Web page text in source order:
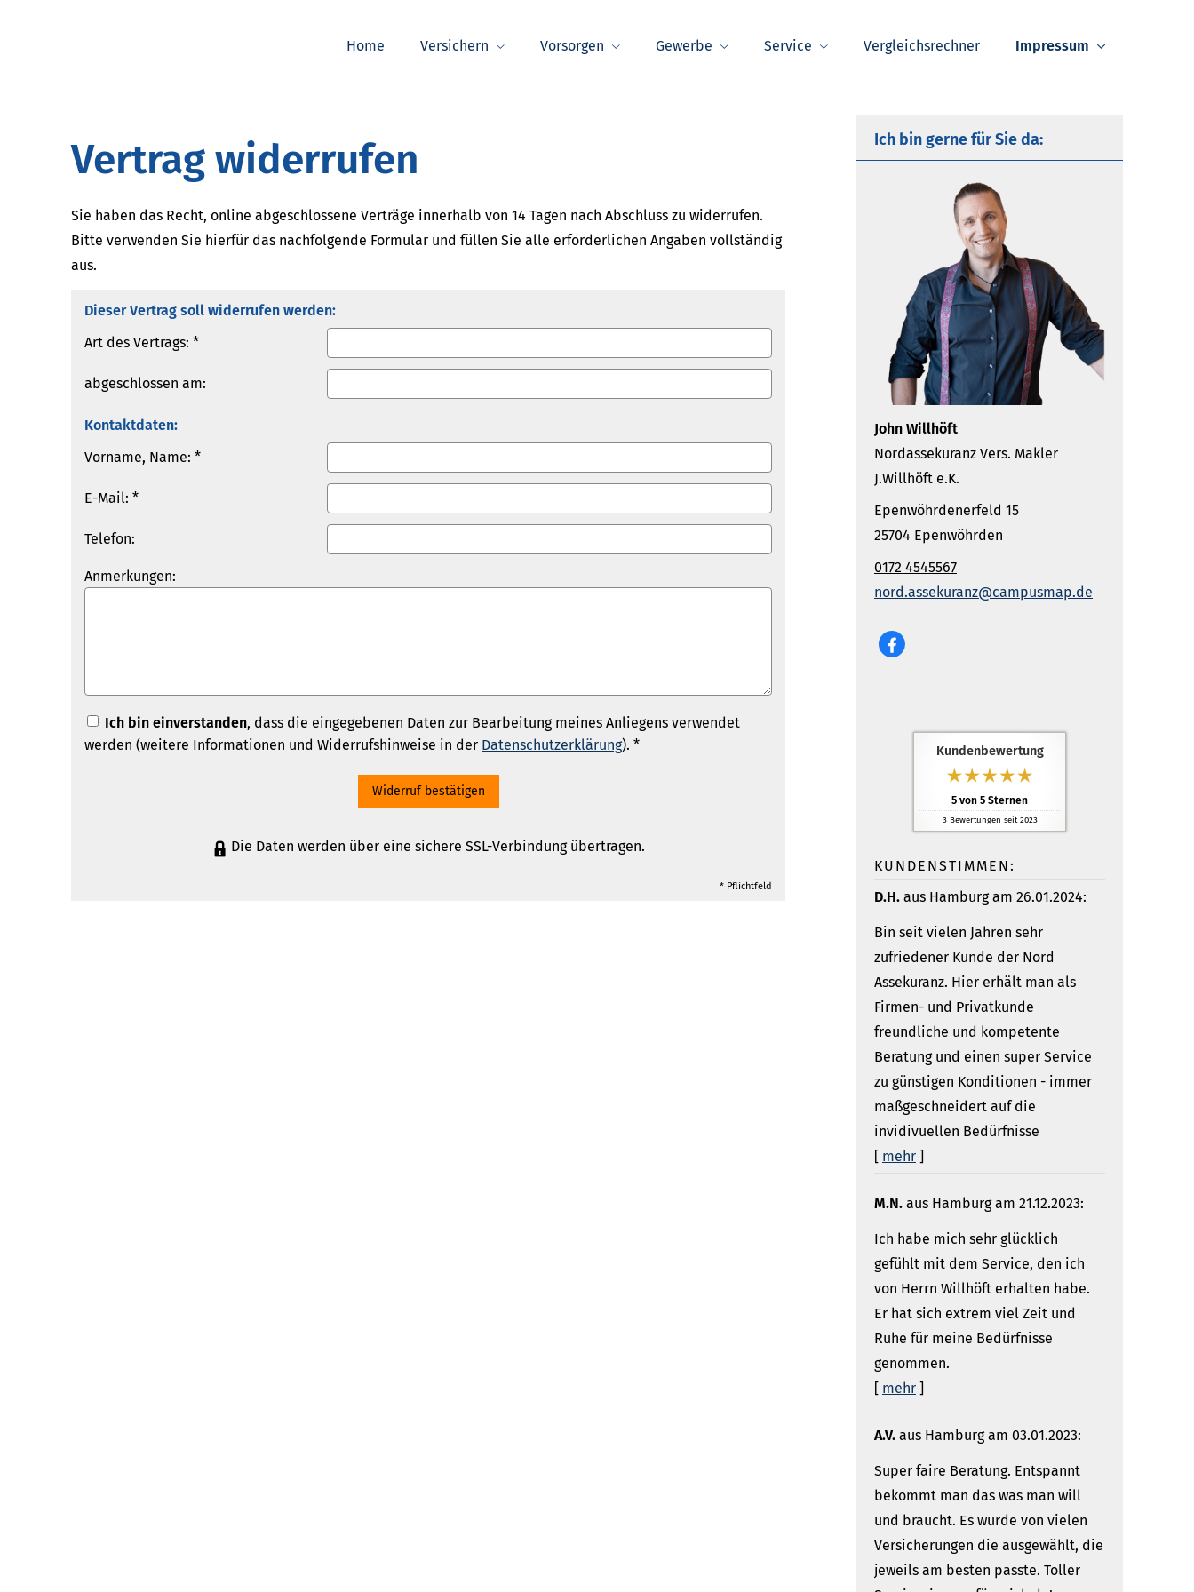
Home Versichern Vorsorgen Gewerbe Service Vergleichsrechner Impressum
Ich bin gerne für Sie da:
John Willhöft
Nordassekuranz Vers. Makler
J.Willhöft e.K.
Epenwöhrdenerfeld 15
25704 Epenwöhrden
0172 4545567
nord.assekuranz@campusmap.de
Kundenbewertung
5 von 5 Sternen
3Bewertungen seit 2023
KUNDENSTIMMEN:
D.H. aus Hamburg am 26.01.2024:
Bin seit vielen Jahren sehr
zufriedener Kunde der Nord
Assekuranz. Hier erhält man als
Firmen- und Privatkunde
freundliche und kompetente
Beratung und einen super Service
zu günstigen Konditionen - immer
maßgeschneidert auf die
invidivuellen Bedürfnisse
[ mehr ]
M.N. aus Hamburg am 21.12.2023:
Ich habe mich sehr glücklich
gefühlt mit dem Service, den ich
von Herrn Willhöft erhalten habe.
Er hat sich extrem viel Zeit und
Ruhe für meine Bedürfnisse
genommen.
[ mehr ]
A.V. aus Hamburg am 03.01.2023:
Super faire Beratung. Entspannt
bekommt man das was man will
und braucht. Es wurde von vielen
Versicherungen die ausgewählt, die
jeweils am besten passte. Toller
Vertrag widerrufen
Sie haben das Recht, online abgeschlossene Verträge innerhalb von 14 Tagen nach Abschluss zu widerrufen.
Bitte verwenden Sie hierfür das nachfolgende Formular und füllen Sie alle erforderlichen Angaben vollständig
aus.
Dieser Vertrag soll widerrufen werden:
Art des Vertrags: *
abgeschlossen am:
Kontaktdaten:
Vorname, Name: *
E-Mail: *
Telefon:
Anmerkungen:
Ich bin einverstanden, dass die eingegebenen Daten zur Bearbeitung meines Anliegens verwendet
werden (weitere Informationen und Widerrufshinweise in der Datenschutzerklärung). *
Widerruf bestätigen
Die Daten werden über eine sichere SSL-Verbindung übertragen.
* Pflichtfeld